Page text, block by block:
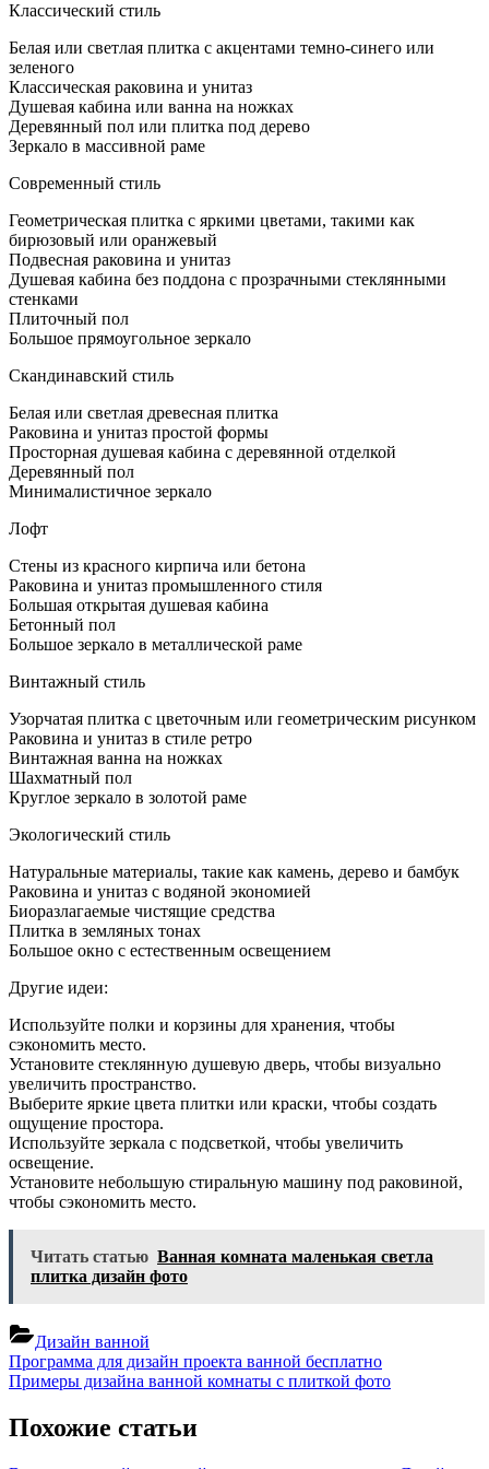
Классический стиль
Белая или светлая плитка с акцентами темно-синего или
зеленого
Классическая раковина и унитаз
Душевая кабина или ванна на ножках
Деревянный пол или плитка под дерево
Зеркало в массивной раме
Современный стиль
Геометрическая плитка с яркими цветами, такими как
бирюзовый или оранжевый
Подвесная раковина и унитаз
Душевая кабина без поддона с прозрачными стеклянными
стенками
Плиточный пол
Большое прямоугольное зеркало
Скандинавский стиль
Белая или светлая древесная плитка
Раковина и унитаз простой формы
Просторная душевая кабина с деревянной отделкой
Деревянный пол
Минималистичное зеркало
Лофт
Стены из красного кирпича или бетона
Раковина и унитаз промышленного стиля
Большая открытая душевая кабина
Бетонный пол
Большое зеркало в металлической раме
Винтажный стиль
Узорчатая плитка с цветочным или геометрическим рисунком
Раковина и унитаз в стиле ретро
Винтажная ванна на ножках
Шахматный пол
Круглое зеркало в золотой раме
Экологический стиль
Натуральные материалы, такие как камень, дерево и бамбук
Раковина и унитаз с водяной экономией
Биоразлагаемые чистящие средства
Плитка в земляных тонах
Большое окно с естественным освещением
Другие идеи:
Используйте полки и корзины для хранения, чтобы
сэкономить место.
Установите стеклянную душевую дверь, чтобы визуально
увеличить пространство.
Выберите яркие цвета плитки или краски, чтобы создать
ощущение простора.
Используйте зеркала с подсветкой, чтобы увеличить
освещение.
Установите небольшую стиральную машину под раковиной,
чтобы сэкономить место.
Читать статью Ванная комната маленькая светла
плитка дизайн фото
Дизайн ванной
Навигация
по
записям
Previous
Post:
Программа для дизайн проекта ванной бесплатно
Next
Примеры дизайна ванной комнаты с плиткой фото
Похожие статьи